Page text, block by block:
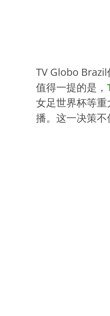
TV Globo
值得一提的是，
女足世界杯等
播。这一决策不